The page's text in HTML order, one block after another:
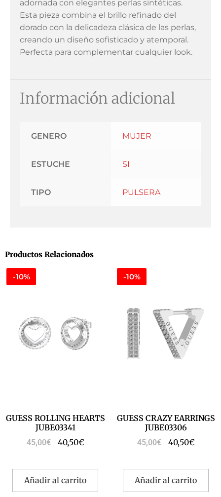
adornada con elegantes perlas sintéticas.
Esta pieza combina el brillo refinado del
dorado con la delicadeza clásica de las perlas,
creando un diseño sofisticado y atemporal.
Perfecta para complementar cualquier look.
Información adicional
GENERO MUJER
ESTUCHE SI
TIPO PULSERA
Productos Relacionados
-10%
GUESS ROLLING HEARTS
JUBE03341
45,00€ 40,50€
Añadir al carrito
-10%
GUESS CRAZY EARRINGS
JUBE03306
45,00€ 40,50€
Añadir al carrito